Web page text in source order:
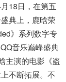
18日，在第五
典上，鹿晗荣
》系列数字专
音乐巅峰盛典
主演的电影《盗
不断拓展。不